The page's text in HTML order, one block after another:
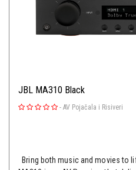
JBL MA310 Black
- AV Pojačala i Risiveri
Bring both music and movies to